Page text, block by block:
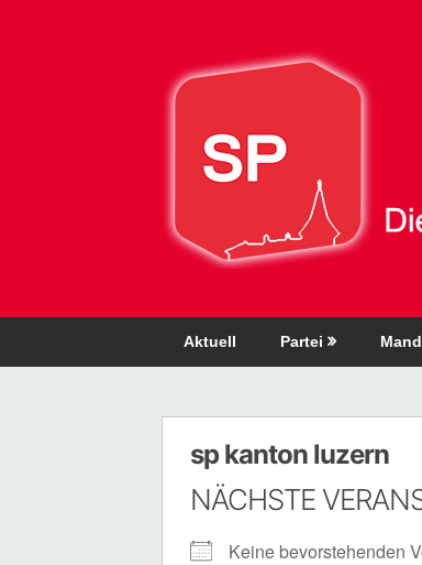
Aktuell Partei
sp kanton luzern
NÄCHSTE
Keine bevorstehenden